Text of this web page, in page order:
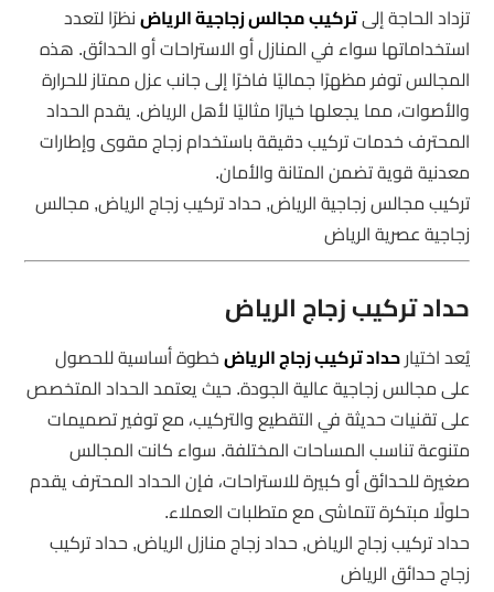
تزداد الحاجة إلىتركيب مجالس زجاجية الرياضنظرًا لتعدد
استخداماتها سواء في المنازل أو الاستراحات أو الحدائق. هذه
المجالس توفر مظهرًا جماليًا فاخرًا إلى جانب عزل ممتاز للحرارة
والأصوات، مما يجعلها خيارًا مثاليًا لأهل الرياض. يقدم الحداد
المحترف خدمات تركيب دقيقة باستخدام زجاج مقوى وإطارات
معدنية قوية تضمن المتانة والأمان.
تركيب مجالس زجاجية الرياض, حداد تركيب زجاج الرياض, مجالس
زجاجية عصرية الرياض
حداد تركيب زجاج الرياض
يُعد اختيارحداد تركيب زجاج الرياضخطوة أساسية للحصول
على مجالس زجاجية عالية الجودة. حيث يعتمد الحداد المتخصص
على تقنيات حديثة في التقطيع والتركيب، مع توفير تصميمات
متنوعة تناسب المساحات المختلفة. سواء كانت المجالس
صغيرة للحدائق أو كبيرة للاستراحات، فإن الحداد المحترف يقدم
حلولًا مبتكرة تتماشى مع متطلبات العملاء.
حداد تركيب زجاج الرياض, حداد زجاج منازل الرياض, حداد تركيب
زجاج حدائق الرياض